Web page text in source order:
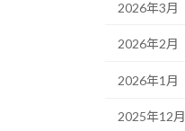
2026年3月
2026年2月
2026年1月
2025年12月